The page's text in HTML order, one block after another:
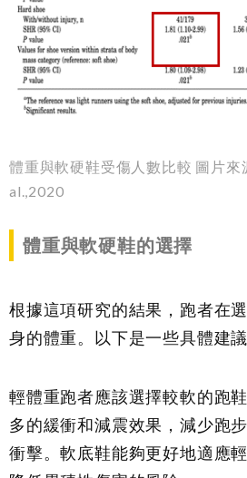
體重與軟硬鞋受傷人數比較 圖片
al.,2020
體重與軟硬鞋的選擇
根據這項研究的結果，跑者在
身的體重。以下是一些具體建議
輕體重跑者應該選擇較軟的跑
多的緩衝和減震效果，減少跑
衝擊。軟底鞋能夠更好地適應